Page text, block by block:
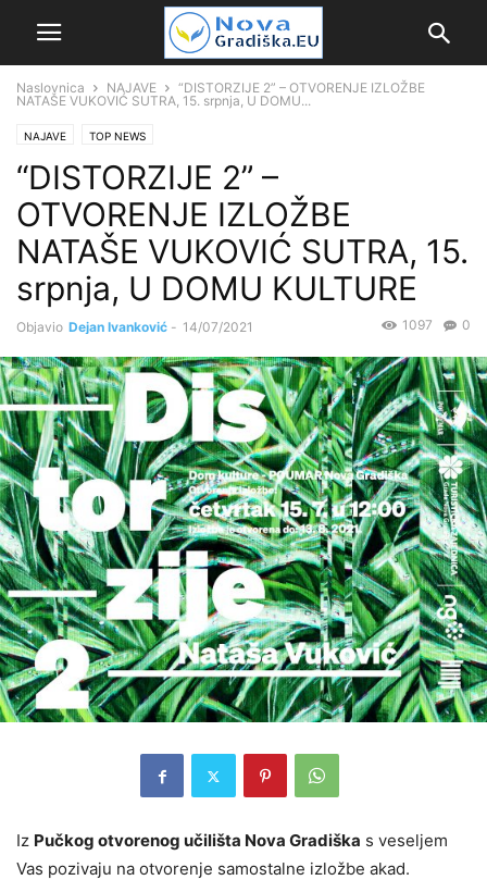
Naslovnica NAJAVE
“DISTORZIJE 2” – OTVORENJE IZLOŽBE
NATAŠE VUKOVIĆ SUTRA, 15. srpnja, U DOMU...
NAJAVE TOP NEWS
“DISTORZIJE 2” –
OTVORENJE IZLOŽBE
NATAŠE VUKOVIĆ SUTRA, 15.
srpnja, U DOMU KULTURE
Objavio Dejan Ivanković - 14/07/2021 0
1097
Iz Pučkog otvorenog učilišta Nova Gradiška s veseljem
Vas pozivaju na otvorenje samostalne izložbe akad.